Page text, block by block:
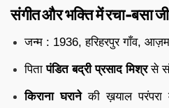
संगीत और भक्ति में रचा-बसा
जन्म : 1936, हरिहरपुर गाँव,
पितापंडित बद्री प्रसाद मिश्रसे
किराना घरानेकी ख़याल परंपरा